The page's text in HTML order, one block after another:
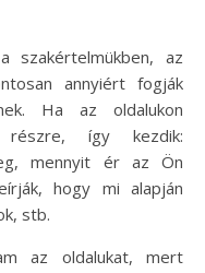
szakértelmükben, az
annyiért fogják
Ha az oldalukon
részre, így kezdik:
mennyit ér az Ön
hogy mi alapján
stb.
az oldalukat, mert